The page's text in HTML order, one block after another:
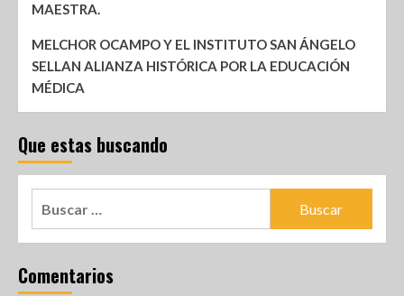
MAESTRA.
MELCHOR OCAMPO Y EL INSTITUTO SAN ÁNGELO
SELLAN ALIANZA HISTÓRICA POR LA EDUCACIÓN
MÉDICA
Que estas buscando
Comentarios